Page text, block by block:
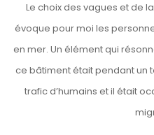
Le choix des vagues et de
évoque pour moi les
en mer. Un élément qui
ce bâtiment était pendant un
trafic d’humains et il était